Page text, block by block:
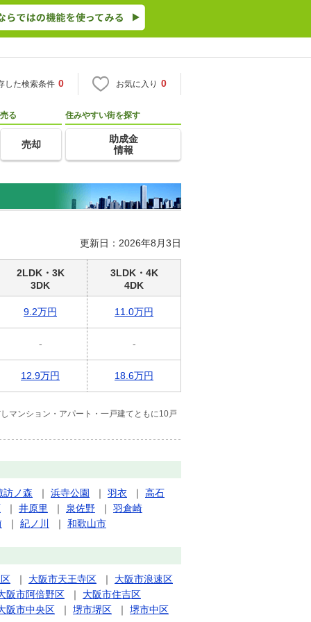
した検索条件 0 お気に入り 0
売る
売却
住みやすい街を探す
助成金
情報
更新日：2026年8月3日
2LDK・3K
3DK
3LDK・4K
4DK
9.2万円 11.0万円
- -
12.9万円 18.6万円
マンション・アパート・一戸建てともに10戸
訪ノ森 ｜ 浜寺公園 ｜ 羽衣 ｜ 高石
｜ 井原里 ｜ 泉佐野 ｜ 羽倉崎
｜ 紀ノ川 ｜ 和歌山市
｜ 大阪市天王寺区 ｜ 大阪市浪速区
阪市阿倍野区 ｜ 大阪市住吉区
阪市中央区 ｜ 堺市堺区 ｜ 堺市中区